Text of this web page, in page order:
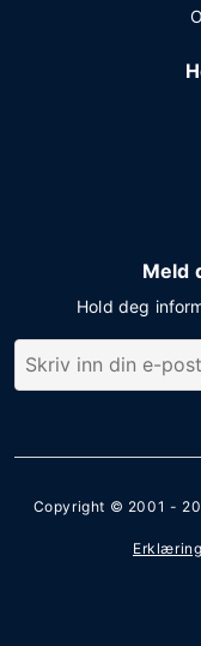
Meld
Hold deg
Copyright © 2001 -